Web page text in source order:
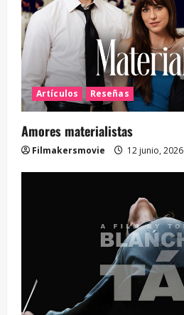
Artículos Reseñas
Amores materialistas
Filmakersmovie 12 junio, 2026